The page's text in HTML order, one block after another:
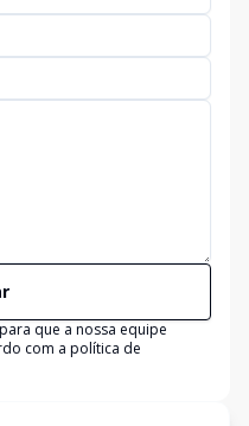
que a nossa equipe
com a política de